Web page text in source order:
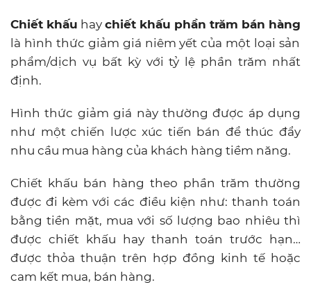
Chiết khấu hay chiết khấu phần trăm bán hàng
là hình thức giảm giá niêm yết của một loại sản
phẩm/dịch vụ bất kỳ với tỷ lệ phần trăm nhất
định.
Hình thức giảm giá này thường được áp dụng
như một chiến lược xúc tiến bán để thúc đẩy
nhu cầu mua hàng của khách hàng tiềm năng.
Chiết khấu bán hàng theo phần trăm thường
được đi kèm với các điều kiện như: thanh toán
bằng tiền mặt, mua với số lượng bao nhiêu thì
được chiết khấu hay thanh toán trước hạn…
được thỏa thuận trên hợp đồng kinh tế hoặc
cam kết mua, bán hàng.